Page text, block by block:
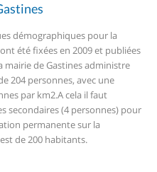
démographiques pour la
été fixées en 2009 et publiées
mairie de Gastines administre
204 personnes, avec une
par km2.A cela il faut
secondaires (4 personnes) pour
permanente sur la
de 200 habitants.